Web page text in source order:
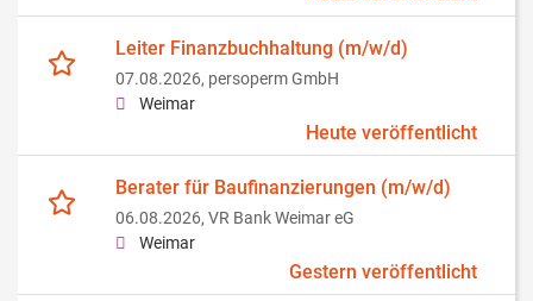
Leiter Finanzbuchhaltung (m/w/d)
07.08.2026, persoperm GmbH
Weimar
Heute veröffentlicht
Berater für Baufinanzierungen (m/w/d)
06.08.2026, VR Bank Weimar eG
Weimar
Gestern veröffentlicht